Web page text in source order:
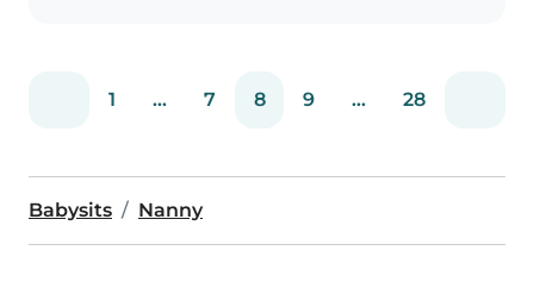
1 ... 7 8 9 ... 28
Babysits Nanny